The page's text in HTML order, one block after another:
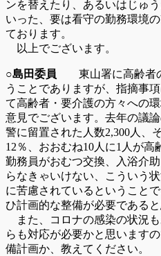
ンを替えたり、あるいはじゅ
いった、要は看守の勤務環境
ております。
以上でございます。
○島田委員 東山署に高齢者
うことでありますが、指摘事
て高齢者・要介護の方々への
意見でございます。去年の議
警に留置された人数2,300人、
12％、おおむね10人に1人が
勤務員がおむつ交換、入浴介
らなきゃいけない、こういう
に苦慮されているということ
ひ計画的な整備が必要であると
また、コロナの感染の状況
らも対応が必要かと思います
備計画か、教えてください。